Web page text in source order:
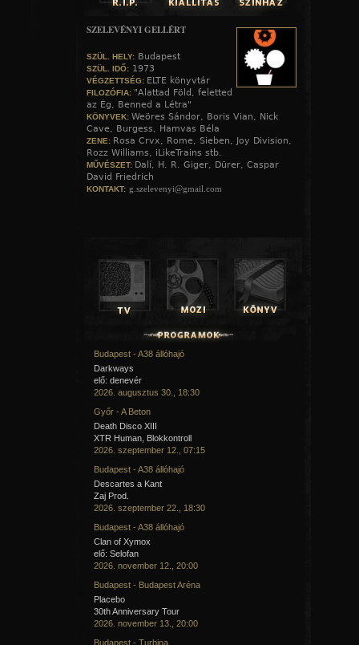
SZELEVÉNYI GELLÉRT
SZÜL. HELY: Budapest
SZÜL. IDŐ: 1973
VÉGZETTSÉG: ELTE könyvtár
FILOZÓFIA: "Alattad Föld, feletted
az Ég, Benned a Létra"
KÖNYVEK: Weöres Sándor, Boris Vian, Nick
Cave, Burgess, Hamvas Béla
ZENE: Rosa Crvx, Rome, Sieben, Joy Division,
Rozz Williams, iLikeTrains stb.
MŰVÉSZET: Dalí, H. R. Giger, Dürer, Caspar
David Friedrich
KONTAKT: g.szelevenyi@gmail.com
Budapest - A38 állóhajó
Darkways
elő: denevér
2026. augusztus 30., 18:30
Győr - A Beton
Death Disco XIII
XTR Human, Blokkontroll
2026. szeptember 12., 07:15
Budapest - A38 állóhajó
Descartes a Kant
Zaj Prod.
2026. szeptember 22., 18:30
Budapest - A38 állóhajó
Clan of Xymox
elő: Selofan
2026. november 12., 20:00
Budapest - Budapest Aréna
Placebo
30th Anniversary Tour
2026. november 13., 20:00
Budapest - Turbina